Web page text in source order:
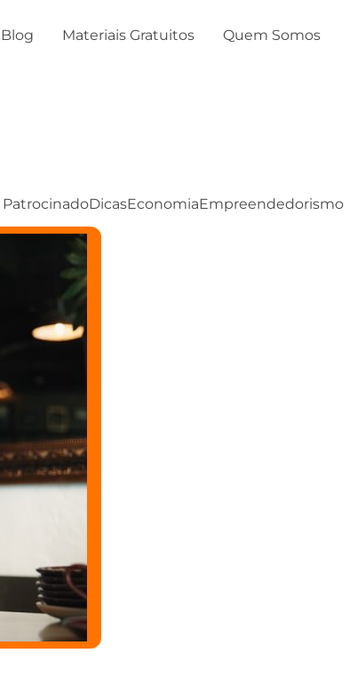
Blog Materiais Gratuitos Quem Somos
DicasEconomiaEmpreendedorismo